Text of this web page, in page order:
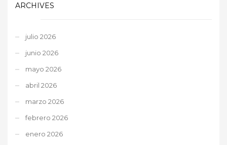
ARCHIVES
julio 2026
junio 2026
mayo 2026
abril 2026
marzo 2026
febrero 2026
enero 2026